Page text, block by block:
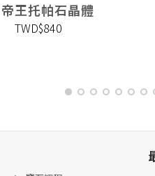
帝王托帕石晶體
TWD$840